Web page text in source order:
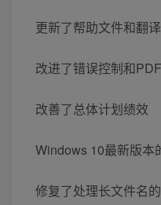
更新了帮助文件和翻译
改进了错误控制和
改善了总体计划绩效
Windows 10最新版本
修复了处理长文件名